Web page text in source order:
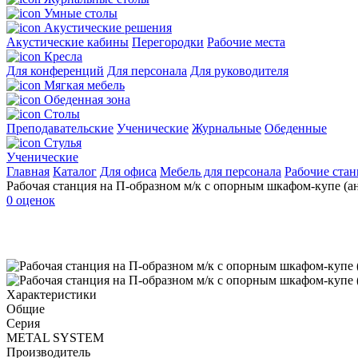
Умные столы
Акустические решения
Акустические кабины Перегородки Рабочие места
Кресла
Для конференций Для персонала Для руководителя
Мягкая мебель
Обеденная зона
Столы
Преподавательские Ученические Журнальные Обеденные
Стулья
Ученические
Главная Каталог Для офиса Мебель для персонала Рабочие
Рабочая станция на П-образном м/к с опорным шкафом-купе
0 оценок
Характеристики
Общие
Серия
METAL SYSTEM
Производитель